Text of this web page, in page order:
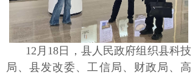
12月18日，县人民政府组织县科技
局、县发改委、工信局、财政局、高